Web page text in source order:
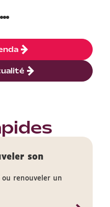
son
ou renouveler un